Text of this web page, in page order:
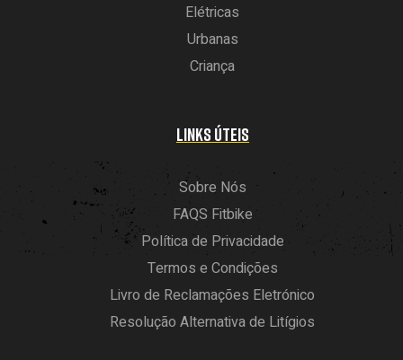
Elétricas
Urbanas
Criança
LINKS ÚTEIS
Sobre Nós
FAQS Fitbike
Política de Privacidade
Termos e Condições
Livro de Reclamações Eletrónico
Resolução Alternativa de Litígios